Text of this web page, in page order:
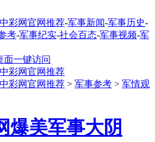
彩网官网推荐-军事新闻-军事历史-
考-军事纪实-社会百态-军事视频-军
面一键访问
彩网官网推荐
彩网官网推荐 > 军事参考 > 军情观
爆美军事大阴